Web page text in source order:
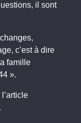
il sont
c’est à dire
famille
».